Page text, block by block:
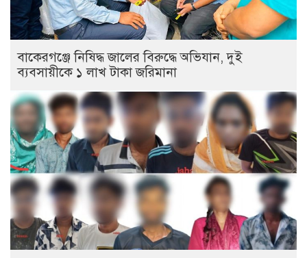
বাকেরগঞ্জে নিষিদ্ধ জালের বিরুদ্ধে অভিযান, দুই
ব্যবসায়ীকে ১ লাখ টাকা জরিমানা